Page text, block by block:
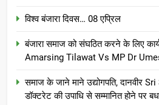
विश्व बंजारा दिवस… 08 एप्रिल
बंजारा समाज को संघठित करने के लिए
Amarsing Tilawat Vs MP Dr
समाज के जाने माने उद्योगपति, दानवीर
डॉक्टरेट की उपाधि से सम्मानित होने पर